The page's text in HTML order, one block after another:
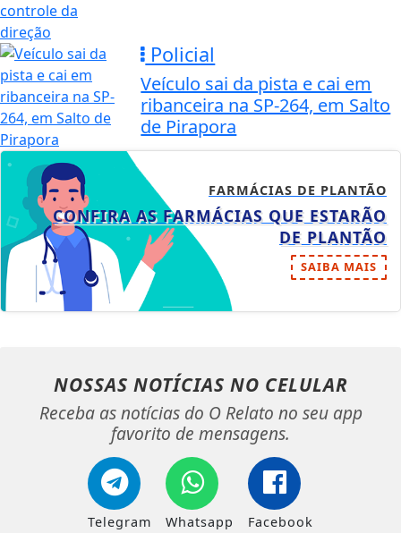
Policial
Veículo sai da pista e cai em
ribanceira na SP-264, em Salto
de Pirapora
FARMÁCIAS DE PLANTÃO
CONFIRA AS FARMÁCIAS QUE ESTARÃO
DE PLANTÃO
SAIBA MAIS
NOSSAS NOTÍCIAS NO CELULAR
Receba as notícias do O Relato no seu app
favorito de mensagens.
Telegram Whatsapp Facebook